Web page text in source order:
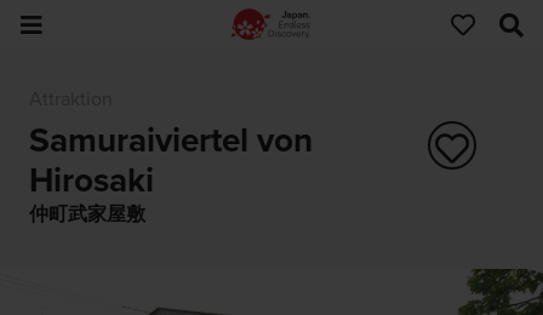
Samuraiviertel von
Hirosaki
仲町武家屋敷